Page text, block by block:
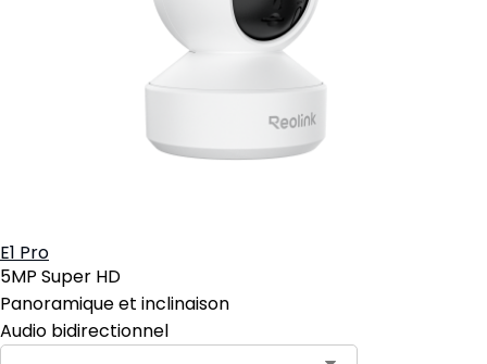
E1 Pro
5MP Super HD
Panoramique et inclinaison
Audio bidirectionnel